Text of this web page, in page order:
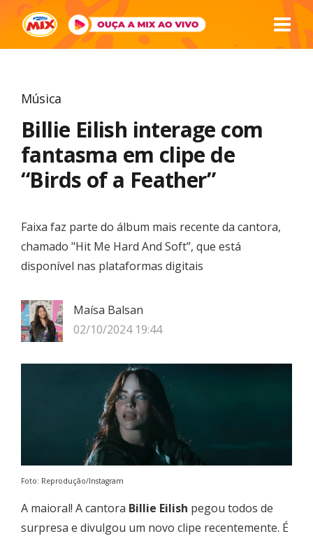
Música
Billie Eilish interage com
fantasma em clipe de
“Birds of a Feather”
Faixa faz parte do álbum mais recente da cantora,
chamado "Hit Me Hard And Soft”, que está
disponível nas plataformas digitais
Maísa Balsan
02/10/2024 19:44
Foto: Reprodução/Instagram
A maioral! A cantora Billie Eilish pegou todos de
surpresa e divulgou um novo clipe recentemente. É